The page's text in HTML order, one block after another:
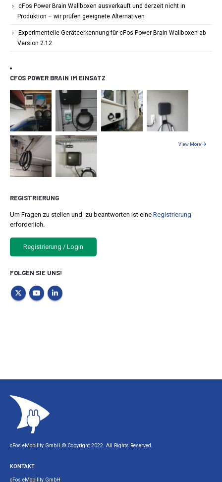
cFos Power Brain Wallboxen ausverkauft und derzeit nicht in
Produktion – wir prüfen geeignete Alternativen
Experimentelle Geräteerkennung für cFos Power Brain Wallboxen ab
Version 2.12
CFOS POWER BRAIN IM EINSATZ
View More
REGISTRIERUNG
Um Fragen zu stellen und zu beantworten ist eine Registrierung
erforderlich.
Registrierung / Login
FOLGEN SIE UNS!
cFos eMobility GmbH © Copyright 2022. All Rights Reserved.
KONTAKT
cFos eMobility GmbH